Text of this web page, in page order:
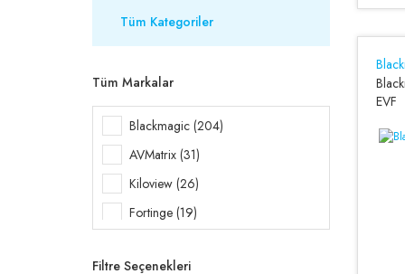
Tüm Kategoriler
Tüm Markalar
Blackmagic (204)
AVMatrix (31)
Kiloview (26)
Fortinge (19)
BirdDog (17)
Filtre Seçenekleri
EVF